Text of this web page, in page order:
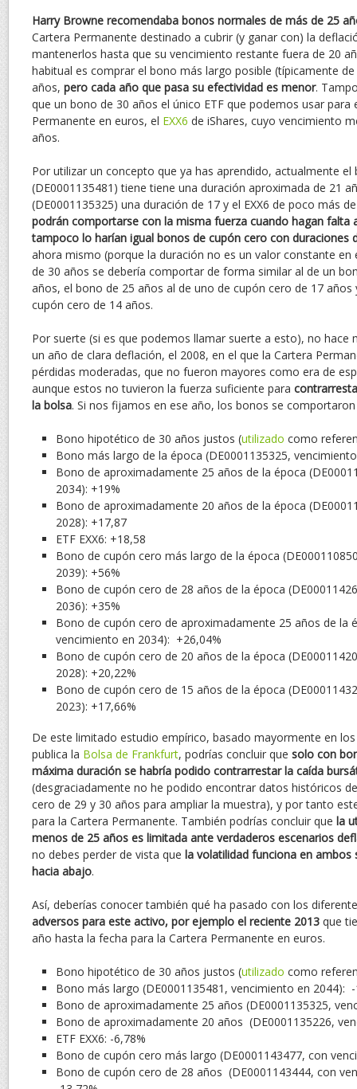
Harry Browne recomendaba bonos normales de más de 25
Cartera Permanente destinado a cubrir (y ganar con) la
mantenerlos hasta que su vencimiento restante fuera de 20
habitual es comprar el bono más largo posible (típicamente
años, pero cada año que pasa su efectividad es menor.
que un bono de 30 años el único ETF que podemos usar para
Permanente en euros, el EXX6 de iShares, cuyo vencimiento
años.
Por utilizar un concepto que ya has aprendido, actualmente
(DE0001135481) tiene tiene una duración aproximada de 21
(DE0001135325) una duración de 17 y el EXX6 de poco más
podrán comportarse con la misma fuerza cuando hagan falta
tampoco lo harían igual bonos de cupón cero con duraciones
ahora mismo (porque la duración no es un valor constante
de 30 años se debería comportar de forma similar al de un
años, el bono de 25 años al de uno de cupón cero de 17 años
cupón cero de 14 años.
Por suerte (si es que podemos llamar suerte a esto), no hace
un año de clara deflación, el 2008, en el que la Cartera
pérdidas moderadas, que no fueron mayores como era de
aunque estos no tuvieron la fuerza suficiente para
la bolsa. Si nos fijamos en ese año, los bonos se
Bono hipotético de 30 años justos (utilizado como
Bono más largo de la época (DE0001135325,
Bono de aproximadamente 25 años de la época
2034): +19%
Bono de aproximadamente 20 años de la época
2028): +17,87
ETF EXX6: +18,58
Bono de cupón cero más largo de la época
2039): +56%
Bono de cupón cero de 28 años de la época
2036): +35%
Bono de cupón cero de aproximadamente 25 años de la
vencimiento en 2034): +26,04%
Bono de cupón cero de 20 años de la época
2028): +20,22%
Bono de cupón cero de 15 años de la época
2023): +17,66%
De este limitado estudio empírico, basado mayormente en
publica la Bolsa de Frankfurt, podrías concluir que solo con
máxima duración se habría podido contrarrestar la caída
(desgraciadamente no he podido encontrar datos históricos
cero de 29 y 30 años para ampliar la muestra), y por tanto
para la Cartera Permanente. También podrías concluir que la
menos de 25 años es limitada ante verdaderos escenarios
no debes perder de vista que la volatilidad funciona en ambos
hacia abajo.
Así, deberías conocer también qué ha pasado con los
adversos para este activo, por ejemplo el reciente 2013 que
año hasta la fecha para la Cartera Permanente en euros.
Bono hipotético de 30 años justos (utilizado como
Bono más largo (DE0001135481, vencimiento en 2044):
Bono de aproximadamente 25 años (DE0001135325,
Bono de aproximadamente 20 años (DE0001135226,
ETF EXX6: -6,78%
Bono de cupón cero más largo (DE0001143477, con
Bono de cupón cero de 28 años (DE0001143444, con